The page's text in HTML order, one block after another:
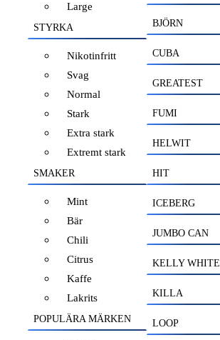
Large
STYRKA
Nikotinfritt
Svag
Normal
Stark
Extra stark
Extremt stark
SMAKER
Mint
Bär
Chili
Citrus
Kaffe
Lakrits
POPULÄRA MÄRKEN
BJÖRN
CUBA
GREATEST
FUMI
HELWIT
HIT
ICEBERG
JUMBO CAN
KELLY WHITE
KILLA
LOOP